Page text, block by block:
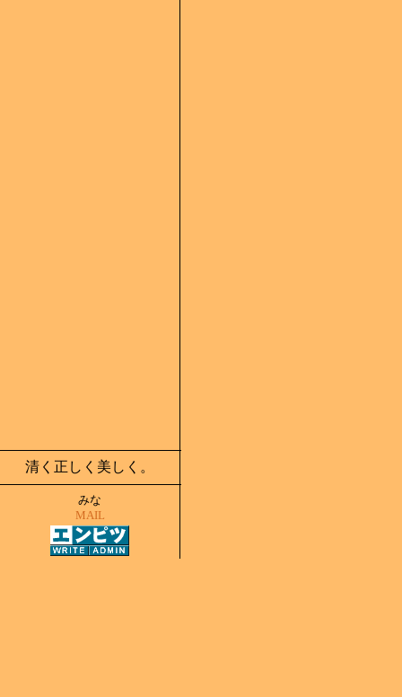
清く正しく美しく。
みな
MAIL